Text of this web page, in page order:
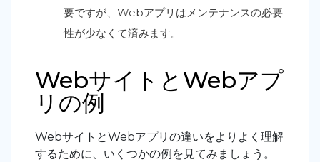
要ですが、Webアプリはメンテナンスの必要
性が少なくて済みます。
WebサイトとWebアプ
リの例
WebサイトとWebアプリの違いをよりよく理解
するために、いくつかの例を見てみましょう。